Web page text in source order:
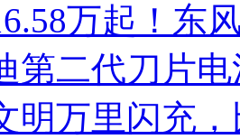
万起！东
第二代刀片
明万里闪充